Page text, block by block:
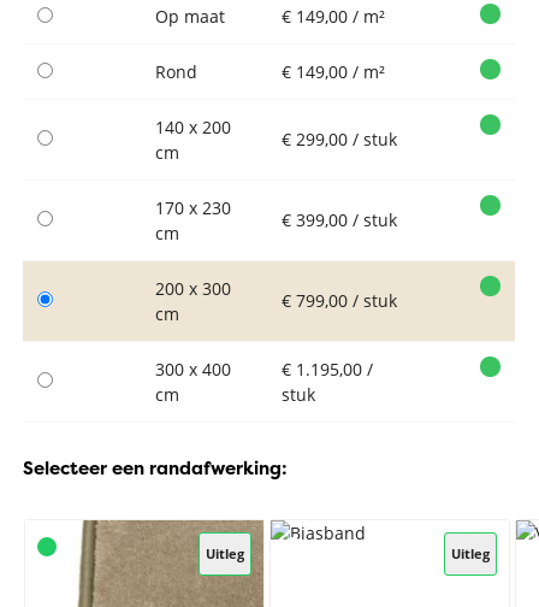
Op maat € 149,00 / m²
Rond € 149,00 / m²
140 x 200
cm
€ 299,00 / stuk
170 x 230
cm
€ 399,00 / stuk
200 x 300
cm
€ 799,00 / stuk
300 x 400
cm
€ 1.195,00 /
stuk
Selecteer een randafwerking:
Uitleg Uitleg